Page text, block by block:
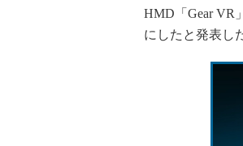
HMD「Gear VR
にしたと発表し